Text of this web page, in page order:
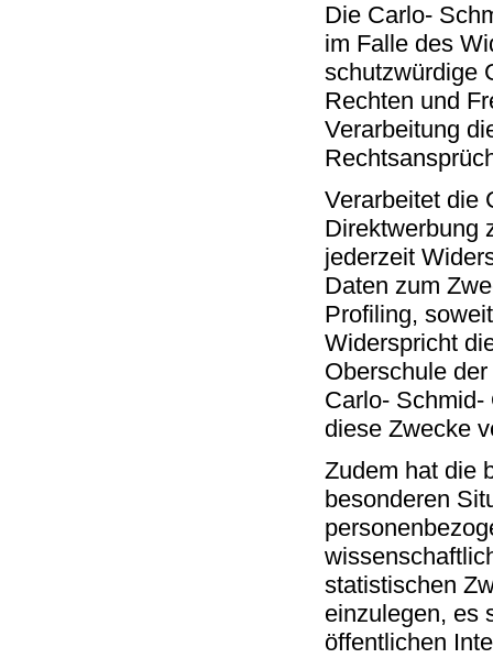
Die Carlo-
im Falle des
schutzwürdige
Rechten und
Verarbeitung
Verarbeitet die
Direktwerbung
jederzeit
Daten zum
Profiling,
Widerspricht
Oberschule
Carlo- Schmid-
diese Zwecke
Zudem hat die
besonderen
statistischen
einzulegen, es
öffentlichen